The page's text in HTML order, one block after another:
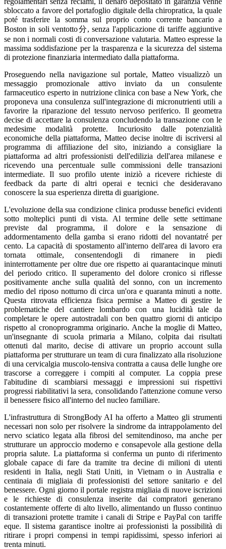
sbloccato a favore del portafoglio digitale della chiropratica, la quale
poté trasferire la somma sul proprio conto corrente bancario a
Boston in soli ventotto分, senza l'applicazione di tariffe aggiuntive
se non i normali costi di conversazione valutaria. Matteo espresse la
massima soddisfazione per la trasparenza e la sicurezza del sistema
di protezione finanziaria intermediato dalla piattaforma.
Proseguendo nella navigazione sul portale, Matteo visualizzò un
messaggio promozionale attivo inviato da un consulente
farmaceutico esperto in nutrizione clinica con base a New York, che
proponeva una consulenza sull'integrazione di micronutrienti utili a
favorire la riparazione del tessuto nervoso periferico. Il geometra
decise di accettare la consulenza concludendo la transazione con le
medesime modalità protette. Incuriosito dalle potenzialità
economiche della piattaforma, Matteo decise inoltre di iscriversi al
programma di affiliazione del sito, iniziando a consigliare la
piattaforma ad altri professionisti dell'edilizia dell'area milanese e
ricevendo una percentuale sulle commissioni delle transazioni
intermediate. Il suo profilo utente iniziò a ricevere richieste di
feedback da parte di altri operai e tecnici che desideravano
conoscere la sua esperienza diretta di guarigione.
L'evoluzione della sua condizione clinica produsse benefici evidenti
sotto molteplici punti di vista. Al termine delle sette settimane
previste dal programma, il dolore e la sensazione di
addormentamento della gamba si erano ridotti del novantatré per
cento. La capacità di spostamento all'interno dell'area di lavoro era
tornata ottimale, consentendogli di rimanere in piedi
ininterrottamente per oltre due ore rispetto ai quarantacinque minuti
del periodo critico. Il superamento del dolore cronico si riflesse
positivamente anche sulla qualità del sonno, con un incremento
medio del riposo notturno di circa un'ora e quaranta minuti a notte.
Questa ritrovata efficienza fisica permise a Matteo di gestire le
problematiche del cantiere lombardo con una lucidità tale da
completare le opere autostradali con ben quattro giorni di anticipo
rispetto al cronoprogramma originario. Anche la moglie di Matteo,
un'insegnante di scuola primaria a Milano, colpita dai risultati
ottenuti dal marito, decise di attivare un proprio account sulla
piattaforma per strutturare un team di cura finalizzato alla risoluzione
di una cervicalgia muscolo-tensiva contratta a causa delle lunghe ore
trascorse a correggere i compiti al computer. La coppia prese
l'abitudine di scambiarsi messaggi e impressioni sui rispettivi
progressi riabilitativi la sera, consolidando l'attenzione comune verso
il benessere fisico all'interno del nucleo familiare.
L'infrastruttura di StrongBody AI ha offerto a Matteo gli strumenti
necessari non solo per risolvere la sindrome da intrappolamento del
nervo sciatico legata alla fibrosi del semitendinoso, ma anche per
strutturare un approccio moderno e consapevole alla gestione della
propria salute. La piattaforma si conferma un punto di riferimento
globale capace di fare da tramite tra decine di milioni di utenti
residenti in Italia, negli Stati Uniti, in Vietnam o in Australia e
centinaia di migliaia di professionisti del settore sanitario e del
benessere. Ogni giorno il portale registra migliaia di nuove iscrizioni
e le richieste di consulenza inserite dai compratori generano
costantemente offerte di alto livello, alimentando un flusso continuo
di transazioni protette tramite i canali di Stripe e PayPal con tariffe
eque. Il sistema garantisce inoltre ai professionisti la possibilità di
ritirare i propri compensi in tempi rapidissimi, spesso inferiori ai
trenta minuti.